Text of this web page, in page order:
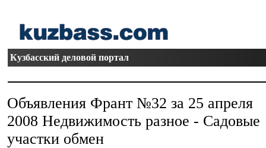
Кузбасский деловой портал
Объявления Франт №32 за 25 апреля
2008 Недвижимость разное - Садовые
участки обмен